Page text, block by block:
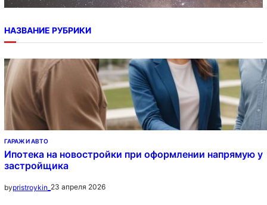
НАЗВАНИЕ РУБРИКИ
ГАРАЖ И АВТО
Ипотека на новостройки при оформлении напрямую у
застройщика
bypristroykin_ 23 апреля 2026